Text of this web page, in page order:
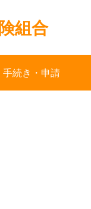
組合
手続き・申請